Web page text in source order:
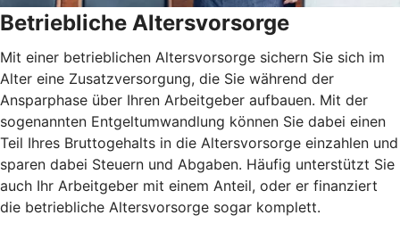
Betriebliche Altersvorsorge
Mit einer betrieblichen Altersvorsorge sichern Sie sich im
Alter eine Zusatzversorgung, die Sie während der
Ansparphase über Ihren Arbeitgeber aufbauen. Mit der
sogenannten Entgeltumwandlung können Sie dabei einen
Teil Ihres Bruttogehalts in die Altersvorsorge einzahlen und
sparen dabei Steuern und Abgaben. Häufig unterstützt Sie
auch Ihr Arbeitgeber mit einem Anteil, oder er finanziert
die betriebliche Altersvorsorge sogar komplett.